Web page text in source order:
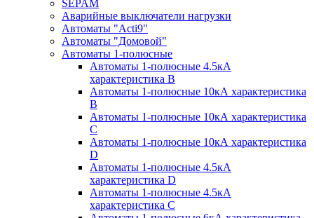
SEPAM
Аварийные выключатели нагрузки
Автоматы "Acti9"
Автоматы "Домовой"
Автоматы 1-полюсные
Автоматы 1-полюсные 4.5кА
характеристика В
Автоматы 1-полюсные 10кА характеристика
B
Автоматы 1-полюсные 10кА характеристика
C
Автоматы 1-полюсные 10кА характеристика
D
Автоматы 1-полюсные 4.5кА
характеристика D
Автоматы 1-полюсные 4.5кА
характеристика С